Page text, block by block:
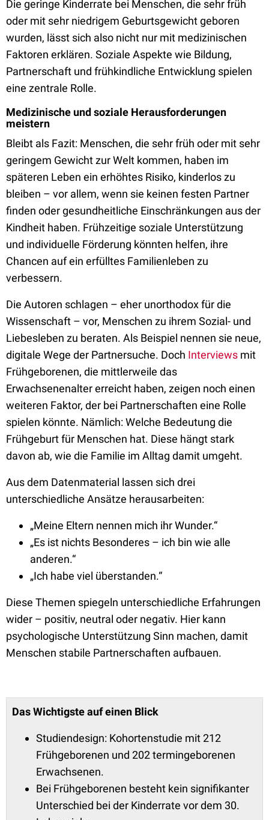
Die geringe Kinderrate bei Menschen, die sehr früh
oder mit sehr niedrigem Geburtsgewicht geboren
wurden, lässt sich also nicht nur mit medizinischen
Faktoren erklären. Soziale Aspekte wie Bildung,
Partnerschaft und frühkindliche Entwicklung spielen
eine zentrale Rolle.
Medizinische und soziale Herausforderungen
meistern
Bleibt als Fazit: Menschen, die sehr früh oder mit sehr
geringem Gewicht zur Welt kommen, haben im
späteren Leben ein erhöhtes Risiko, kinderlos zu
bleiben – vor allem, wenn sie keinen festen Partner
finden oder gesundheitliche Einschränkungen aus der
Kindheit haben. Frühzeitige soziale Unterstützung
und individuelle Förderung könnten helfen, ihre
Chancen auf ein erfülltes Familienleben zu
verbessern.
Die Autoren schlagen – eher unorthodox für die
Wissenschaft – vor, Menschen zu ihrem Sozial- und
Liebesleben zu beraten. Als Beispiel nennen sie neue,
digitale Wege der Partnersuche. Doch Interviews mit
Frühgeborenen, die mittlerweile das
Erwachsenenalter erreicht haben, zeigen noch einen
weiteren Faktor, der bei Partnerschaften eine Rolle
spielen könnte. Nämlich: Welche Bedeutung die
Frühgeburt für Menschen hat. Diese hängt stark
davon ab, wie die Familie im Alltag damit umgeht.
Aus dem Datenmaterial lassen sich drei
unterschiedliche Ansätze herausarbeiten:
„Meine Eltern nennen mich ihr Wunder.“
„Es ist nichts Besonderes – ich bin wie alle
anderen.“
„Ich habe viel überstanden.“
Diese Themen spiegeln unterschiedliche Erfahrungen
wider – positiv, neutral oder negativ. Hier kann
psychologische Unterstützung Sinn machen, damit
Menschen stabile Partnerschaften aufbauen.
Das Wichtigste auf einen Blick
Studiendesign: Kohortenstudie mit 212
Frühgeborenen und 202 termingeborenen
Erwachsenen.
Bei Frühgeborenen besteht kein signifikanter
Unterschied bei der Kinderrate vor dem 30.